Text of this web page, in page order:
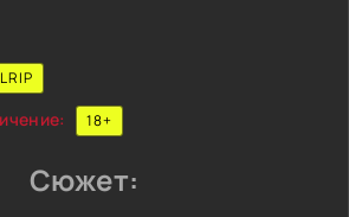
18+
Сюжет: